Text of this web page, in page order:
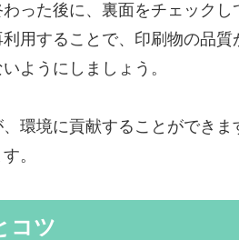
った後に、裏面をチェック
用することで、印刷物の品
ようにしましょう。
環境に貢献することができ
。
コツ